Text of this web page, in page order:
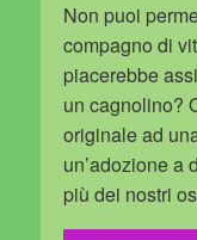
Non puoi
compagno di
piacerebbe
un cagnolino?
originale ad
un’adozione a
più dei nostri